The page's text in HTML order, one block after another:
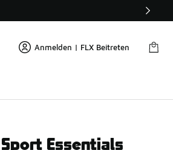
Anmelden | FLX Beitreten
Essentials